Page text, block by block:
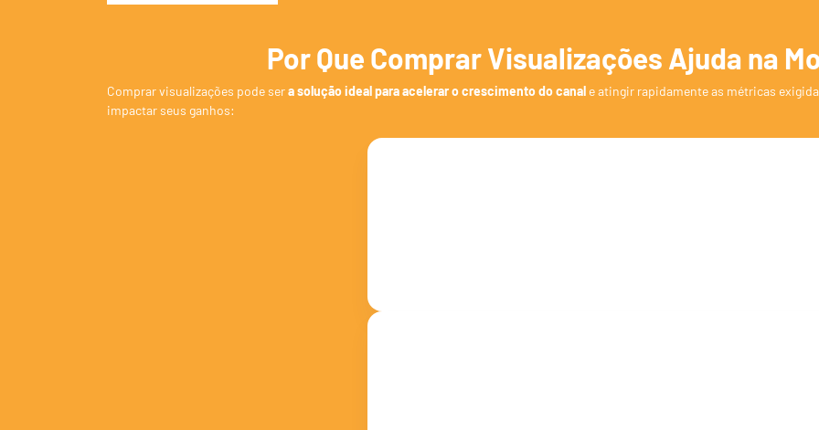
Por Que Comprar Visualizações Ajuda na
Comprar visualizações pode sera solução ideal para acelerar o crescimento do canal e atingir rapidamente as métricas
impactar seus ganhos: